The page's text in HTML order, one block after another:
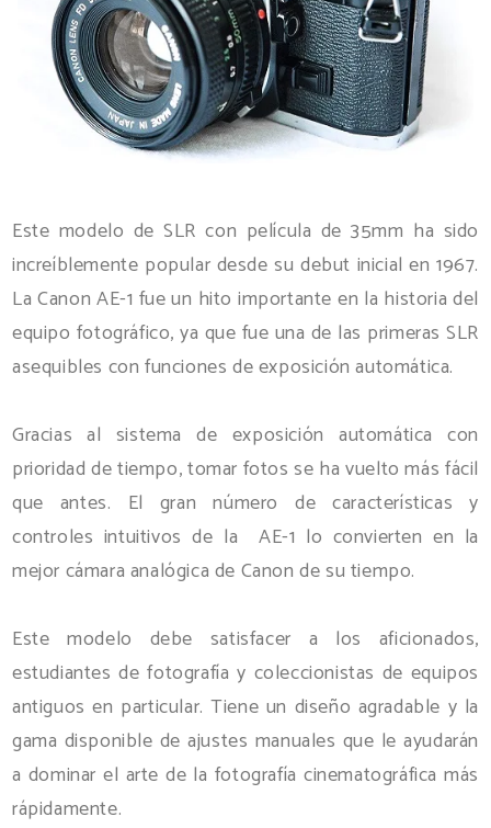
Este modelo de SLR con película de 35mm ha sido
increíblemente popular desde su debut inicial en 1967.
La Canon AE-1 fue un hito importante en la historia del
equipo fotográfico, ya que fue una de las primeras SLR
asequibles con funciones de exposición automática.
Gracias al sistema de exposición automática con
prioridad de tiempo, tomar fotos se ha vuelto más fácil
que antes. El gran número de características y
controles intuitivos de la AE-1 lo convierten en la
mejor cámara analógica de Canon de su tiempo.
Este modelo debe satisfacer a los aficionados,
estudiantes de fotografía y coleccionistas de equipos
antiguos en particular. Tiene un diseño agradable y la
gama disponible de ajustes manuales que le ayudarán
a dominar el arte de la fotografía cinematográfica más
rápidamente.